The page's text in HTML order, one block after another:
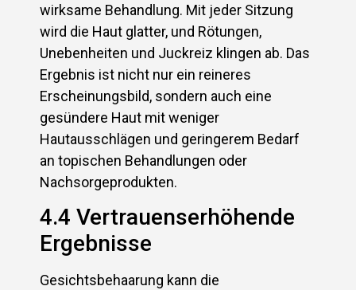
wirksame Behandlung. Mit jeder Sitzung
wird die Haut glatter, und Rötungen,
Unebenheiten und Juckreiz klingen ab. Das
Ergebnis ist nicht nur ein reineres
Erscheinungsbild, sondern auch eine
gesündere Haut mit weniger
Hautausschlägen und geringerem Bedarf
an topischen Behandlungen oder
Nachsorgeprodukten.
4.4 Vertrauenserhöhende
Ergebnisse
Gesichtsbehaarung kann die